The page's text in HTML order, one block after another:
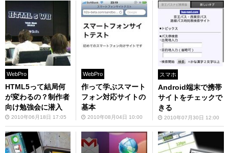
WebPro
HTML5って結局何
が変わるの？制作者
向け勉強会に潜入
2010年06月18日 17:05
WebPro
作って学ぶスマート
フォン対応サイトの
基本
2010年08月04日 10:00
スマホ
Android端末で携帯
サイトをチェックで
きる
2010年07月30日 12:00